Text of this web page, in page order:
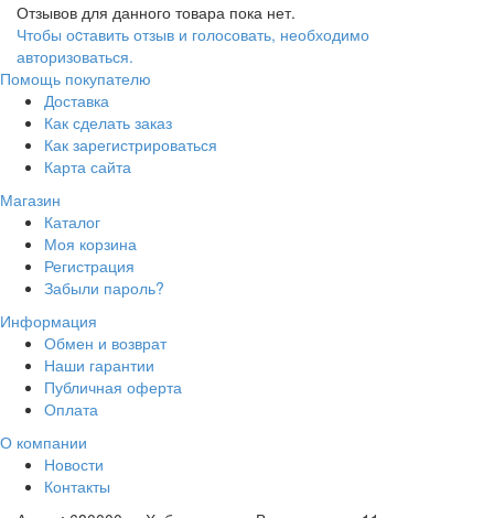
Отзывов для данного товара пока нет.
Чтобы оcтавить отзыв и голосовать, необходимо
авторизоваться.
Помощь покупателю
Доставка
Как сделать заказ
Как зарегистрироваться
Карта сайта
Магазин
Каталог
Моя корзина
Регистрация
Забыли пароль?
Информация
Обмен и возврат
Наши гарантии
Публичная оферта
Оплата
О компании
Новости
Контакты